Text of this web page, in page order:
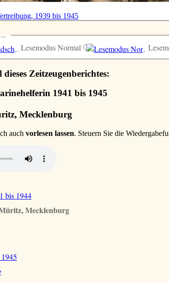
1939 bis 1945
…
Lesemodus Normal
Zeitzeugenberichtes:
1941 bis 1945
Mecklenburg
auch vorlesen lassen. Steuern Sie die
bis 1944
Mecklenburg